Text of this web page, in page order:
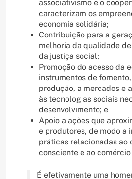
associativismo e o
caracterizam os
economia solidária;
Contribuição para a
melhoria da qualidade
da justiça social;
Promoção do acesso da
instrumentos de
produção, a mercados e
às tecnologias sociais
desenvolvimento; e
Apoio a ações que
e produtores, de modo a
práticas relacionadas ao
consciente e ao
É efetivamente uma